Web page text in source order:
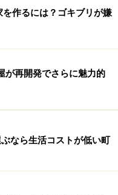
建てるときは、空間の
ど、自分よりも人生経
と思っていた。
を作るには？ゴキブリが嫌
が再開発でさらに魅力的
なら生活コストが低い町